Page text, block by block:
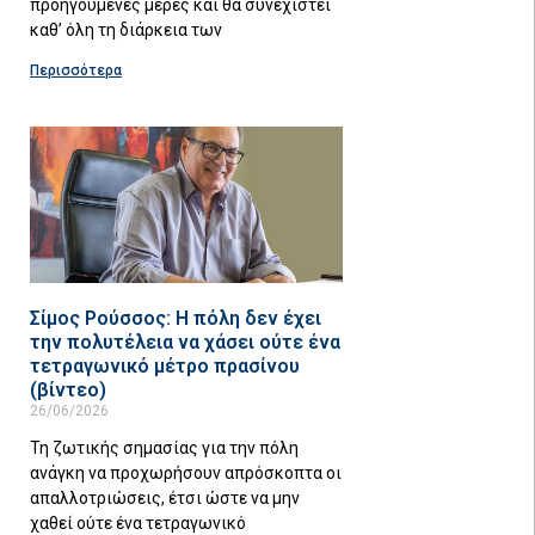
προηγούμενες μέρες και θα συνεχιστεί
καθ’ όλη τη διάρκεια των
Περισσότερα
Σίμος Ρούσσος: Η πόλη δεν έχει
την πολυτέλεια να χάσει ούτε ένα
τετραγωνικό μέτρο πρασίνου
(βίντεο)
26/06/2026
Τη ζωτικής σημασίας για την πόλη
ανάγκη να προχωρήσουν απρόσκοπτα οι
απαλλοτριώσεις, έτσι ώστε να μην
χαθεί ούτε ένα τετραγωνικό